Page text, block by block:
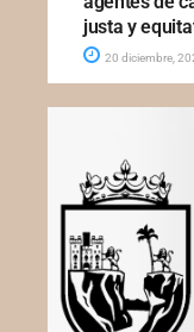
justa y
20 diciembre,